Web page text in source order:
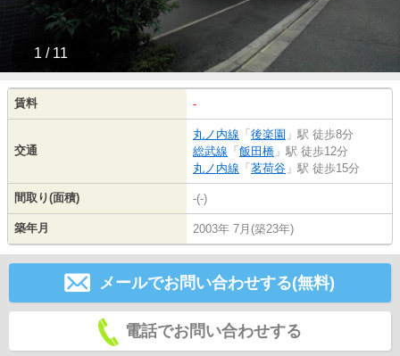
1 / 11
賃料 -
交通
丸ノ内線 「 後楽園 」駅 徒歩8分
総武線 「 飯田橋 」駅 徒歩12分
丸ノ内線 「 茗荷谷 」駅 徒歩15分
間取り(面積) -(-)
築年月 2003年 7月(築23年)
メールでお問い合わせする(無料)
電話でお問い合わせする